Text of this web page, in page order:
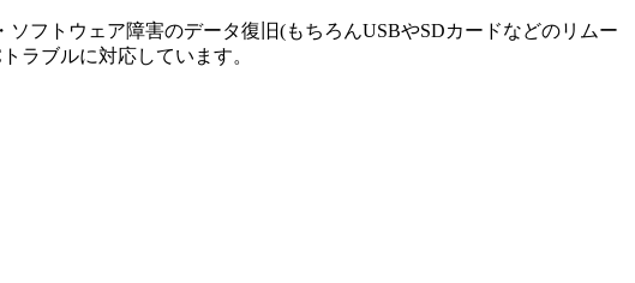
フトウェア障害のデータ復旧(もちろんUSBやSDカードなどのリムー
ラブルに対応しています。